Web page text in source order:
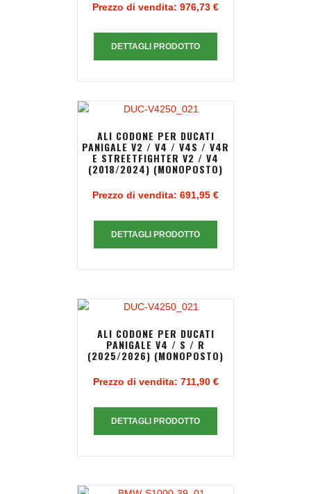
Prezzo di vendita: 976,73 €
DETTAGLI PRODOTTO
ALI CODONE PER DUCATI
PANIGALE V2 / V4 / V4S / V4R
E STREETFIGHTER V2 / V4
(2018/2024) (MONOPOSTO)
Prezzo di vendita: 691,95 €
DETTAGLI PRODOTTO
ALI CODONE PER DUCATI
PANIGALE V4 / S / R
(2025/2026) (MONOPOSTO)
Prezzo di vendita: 711,90 €
DETTAGLI PRODOTTO